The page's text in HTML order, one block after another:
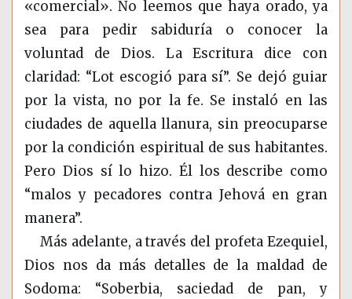
«comercial». No leemos que haya orado, ya
sea para pedir sabiduría o conocer la
voluntad de Dios. La Escritura dice con
claridad: “Lot escogió para sí”. Se dejó guiar
por la vista, no por la fe. Se instaló en las
ciudades de aquella llanura, sin preocuparse
por la condición espiritual de sus habitantes.
Pero Dios sí lo hizo. Él los describe como
“malos y pecadores contra Jehová en gran
manera”.
Más adelante, a través del profeta Ezequiel,
Dios nos da más detalles de la maldad de
Sodoma: “Soberbia, saciedad de pan, y